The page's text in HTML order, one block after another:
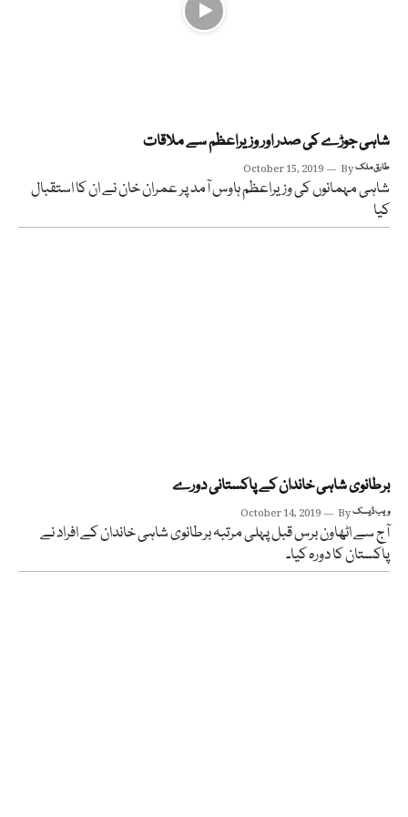
شاہی جوڑے کی صدر اور وزیراعظم سے ملاقات
October 15, 2019 Byطارق ملک
شاہی مہمانوں کی وزیراعظم ہاوس آمد پر عمران خان نے ان کا استقبال
کیا
برطانوی شاہی خاندان کے پاکستانی دورے
October 14, 2019 Byویب ڈیسک
آج سے اٹھاون برس قبل پہلی مرتبہ برطانوی شاہی خاندان کے افراد نے
پاکستان کا دورہ کیا۔